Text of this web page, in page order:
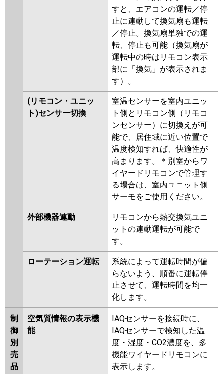
すと、エアコンの運転／停
止に連動して換気扇も運転
／停止。換気扇単独での運
転、停止も可能（換気扇が
運転中の時はリモコン表示
部に「換気」が表示されま
す）。
(リモコン・ユニッ
ト)センサー切換
室温センサーを室内ユニッ
ト側とリモコン側（リモコ
ンセンサー）に切換えが可
能で、居住域に近い位置で
温度検知すれば、快適性が
高まります。＊別室からワ
イヤードリモコンで管理す
る場合は、室内ユニット側
サーモをご使用ください。
外部機器連動
リモコンから熱交換気ユニ
ットの連動運転が可能で
す。
ローテーション運転
系統によって運転時間が偏
らないよう、順番に運転停
止させて、運転時間を均一
化します。
制
御
別
売
品
空気質情報の表示機
能
IAQセンサーを接続時に、
IAQセンサーで検知した温
度・湿度・CO2濃度を、多
機能ワイヤードリモコンに
表示します。